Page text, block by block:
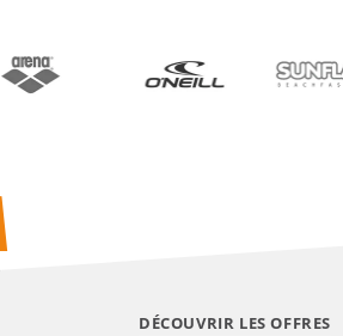
DÉCOUVRIR LES OFFRES